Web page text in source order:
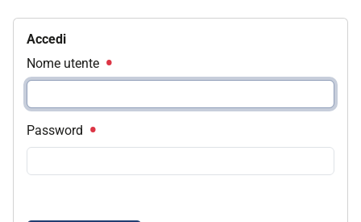
Accedi
Nome utente
Password